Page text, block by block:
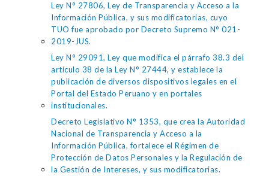
Ley N° 27806, Ley de Transparencia y Acceso a la
Información Pública, y sus modificatorias, cuyo
TUO fue aprobado por Decreto Supremo N° 021-
2019-JUS.
Ley N° 29091, Ley que modifica el párrafo 38.3 del
artículo 38 de la Ley N° 27444, y establece la
publicación de diversos dispositivos legales en el
Portal del Estado Peruano y en portales
institucionales.
Decreto Legislativo N° 1353, que crea la Autoridad
Nacional de Transparencia y Acceso a la
Información Pública, fortalece el Régimen de
Protección de Datos Personales y la Regulación de
la Gestión de Intereses, y sus modificatorias.